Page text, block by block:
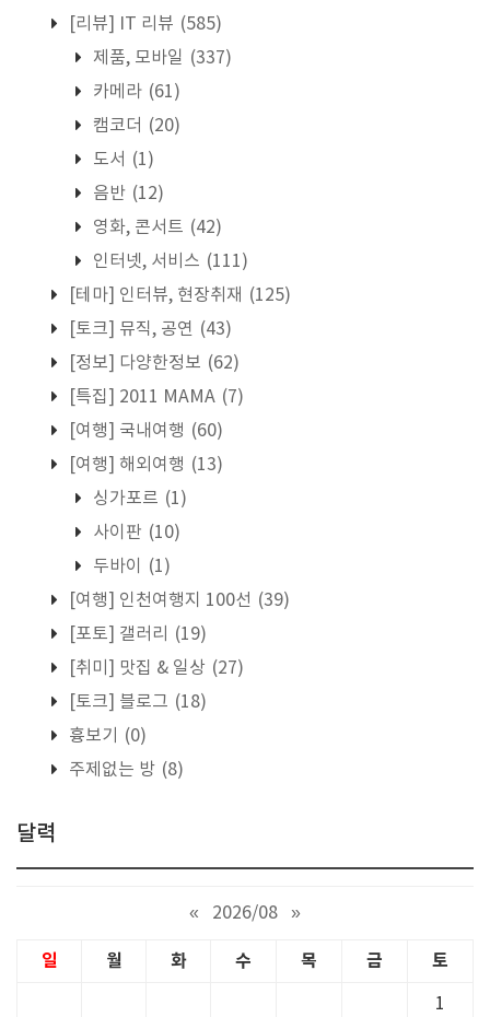
[리뷰] IT 리뷰 (585)
제품, 모바일 (337)
카메라 (61)
캠코더 (20)
도서 (1)
음반 (12)
영화, 콘서트 (42)
인터넷, 서비스 (111)
[테마] 인터뷰, 현장취재 (125)
[토크] 뮤직, 공연 (43)
[정보] 다양한정보 (62)
[특집] 2011 MAMA (7)
[여행] 국내여행 (60)
[여행] 해외여행 (13)
싱가포르 (1)
사이판 (10)
두바이
(1)
[여행] 인천여행지 100선 (39)
[포토] 갤러리
(19)
[취미] 맛집 & 일상 (27)
[토크] 블로그 (18)
흉보기
(0)
주제없는 방 (8)
달력
« 2026/08 »
일 월 화 수 목 금 토
1